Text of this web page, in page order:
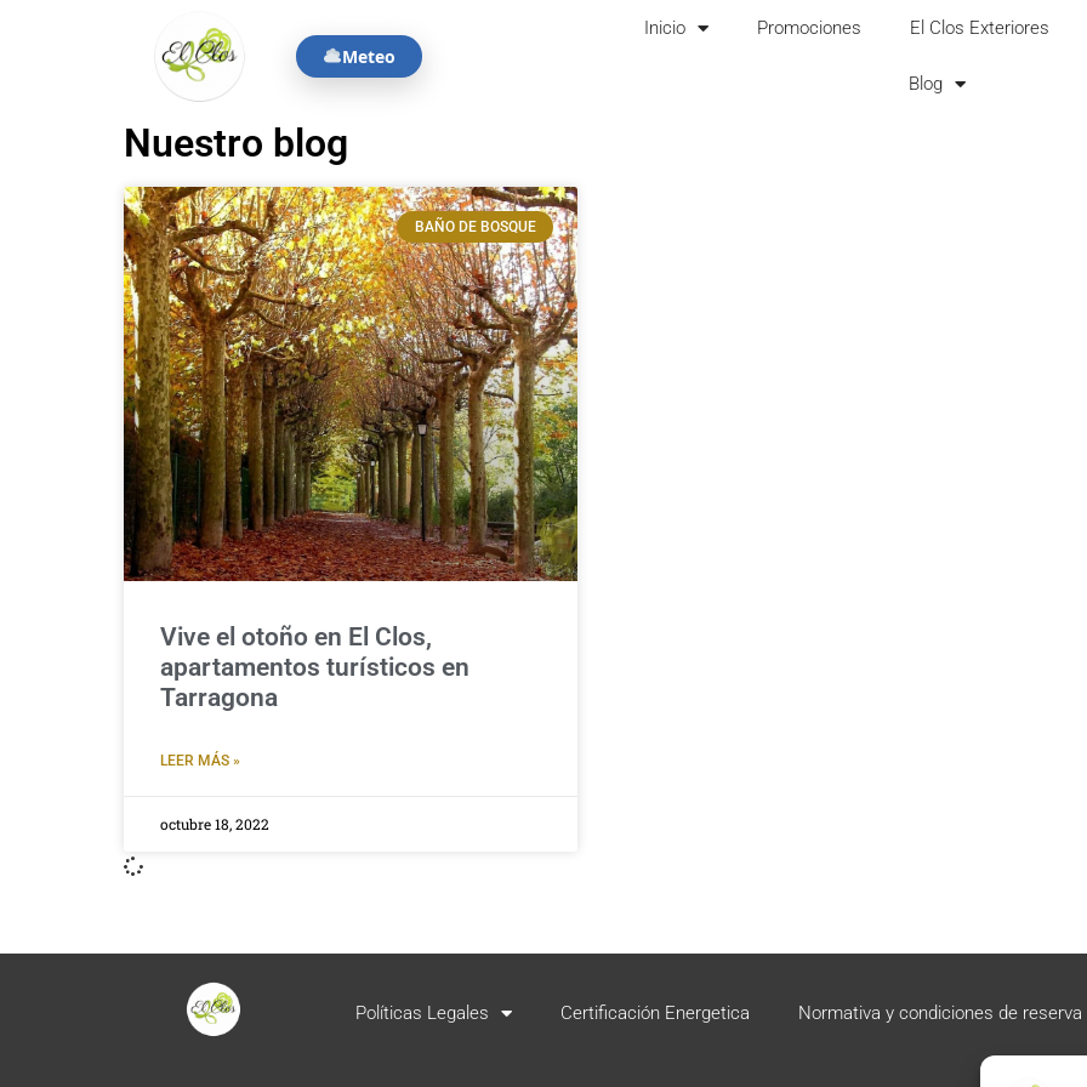
Meteo
Inicio Promociones El Clos Exteriores
Blog
Nuestro blog
BAÑO DE BOSQUE
Vive el otoño en El Clos,
apartamentos turísticos en
Tarragona
LEER MÁS »
octubre 18, 2022
Políticas Legales Certificación Energetica Normativa y condiciones de reserva